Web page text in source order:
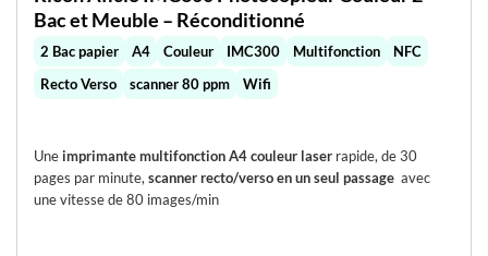
Bac et Meuble – Réconditionné
2 Bac papier A4 Couleur IMC300 Multifonction
NFC
Recto Verso
scanner 80 ppm Wifi
Uneimprimante multifonction A4 couleur laserrapide, de 30
pages par minute, scanner recto/verso en un seul passageavec
une vitesse de 80 images/min